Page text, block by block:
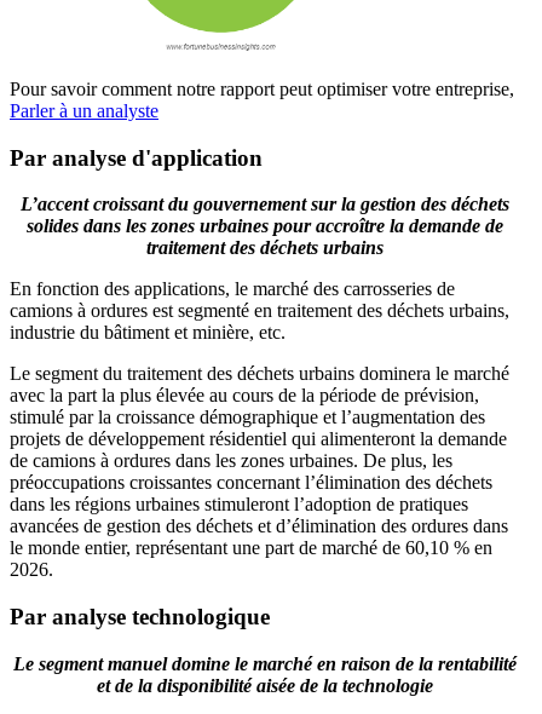
Pour savoir comment notre rapport peut optimiser votre entreprise,
Parler à un analyste
Par analyse d'application
L’accent croissant du gouvernement sur la gestion des déchets
solides dans les zones urbaines pour accroître la demande de
traitement des déchets urbains
En fonction des applications, le marché des carrosseries de
camions à ordures est segmenté en traitement des déchets urbains,
industrie du bâtiment et minière, etc.
Le segment du traitement des déchets urbains dominera le marché
avec la part la plus élevée au cours de la période de prévision,
stimulé par la croissance démographique et l’augmentation des
projets de développement résidentiel qui alimenteront la demande
de camions à ordures dans les zones urbaines. De plus, les
préoccupations croissantes concernant l’élimination des déchets
dans les régions urbaines stimuleront l’adoption de pratiques
avancées de gestion des déchets et d’élimination des ordures dans
le monde entier, représentant une part de marché de 60,10 % en
2026.
Par analyse technologique
Le segment manuel domine le marché en raison de la rentabilité
et de la disponibilité aisée de la technologie